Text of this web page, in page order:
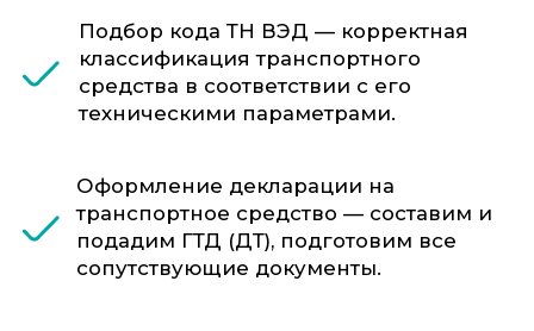
вопросам о том как растаможить
машину из Армении.